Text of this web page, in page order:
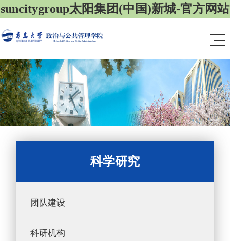
suncitygroup太阳集团(中国)新城-官方网站
科学研究
团队建设
科研机构